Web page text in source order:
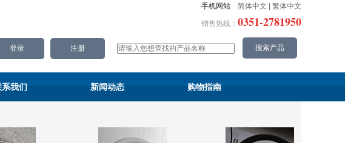
简体中文 繁体中文
销售热线： 0351-2781950
手机网站
系我们 新闻动态 购物指南